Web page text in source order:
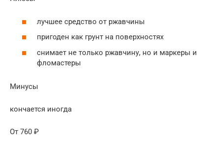
лучшее средство от ржавчины
пригоден как грунт на поверхностях
снимает не только ржавчину, но и маркеры и
фломастеры
Минусы
кончается иногда
От 760 ₽